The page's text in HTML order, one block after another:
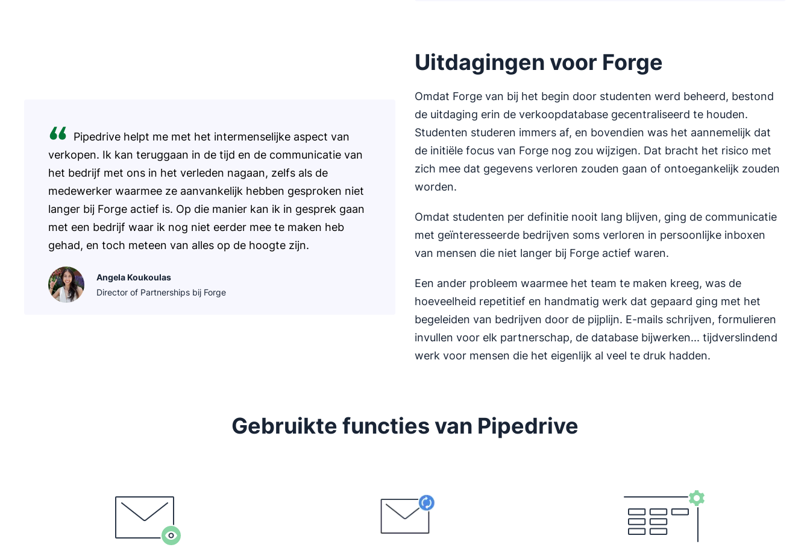
Pipedrive helpt me met het intermenselijke aspect van
verkopen. Ik kan teruggaan in de tijd en de communicatie van
het bedrijf met ons in het verleden nagaan, zelfs als de
medewerker waarmee ze aanvankelijk hebben gesproken niet
langer bij Forge actief is. Op die manier kan ik in gesprek gaan
met een bedrijf waar ik nog niet eerder mee te maken heb
gehad, en toch meteen van alles op de hoogte zijn.
Angela Koukoulas
Director of Partnerships bij Forge
Uitdagingen voor Forge
Omdat Forge van bij het begin door studenten werd beheerd, bestond
de uitdaging erin de verkoopdatabase gecentraliseerd te houden.
Studenten studeren immers af, en bovendien was het aannemelijk dat
de initiële focus van Forge nog zou wijzigen. Dat bracht het risico met
zich mee dat gegevens verloren zouden gaan of ontoegankelijk zouden
worden.
Omdat studenten per definitie nooit lang blijven, ging de communicatie
met geïnteresseerde bedrijven soms verloren in persoonlijke inboxen
van mensen die niet langer bij Forge actief waren.
Een ander probleem waarmee het team te maken kreeg, was de
hoeveelheid repetitief en handmatig werk dat gepaard ging met het
begeleiden van bedrijven door de pijplijn. E-mails schrijven, formulieren
invullen voor elk partnerschap, de database bijwerken... tijdverslindend
werk voor mensen die het eigenlijk al veel te druk hadden.
Gebruikte functies van Pipedrive